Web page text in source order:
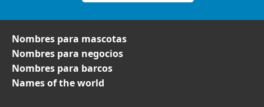
Nombres para mascotas
Nombres para negocios
Nombres para barcos
Names of the world